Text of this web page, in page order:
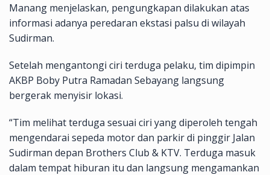
Manang menjelaskan, pengungkapan dilakukan atas
informasi adanya peredaran ekstasi palsu di wilayah
Sudirman.
Setelah mengantongi ciri terduga pelaku, tim dipimpin
AKBP Boby Putra Ramadan Sebayang langsung
bergerak menyisir lokasi.
“Tim melihat terduga sesuai ciri yang diperoleh tengah
mengendarai sepeda motor dan parkir di pinggir Jalan
Sudirman depan Brothers Club & KTV. Terduga masuk
dalam tempat hiburan itu dan langsung mengamankan